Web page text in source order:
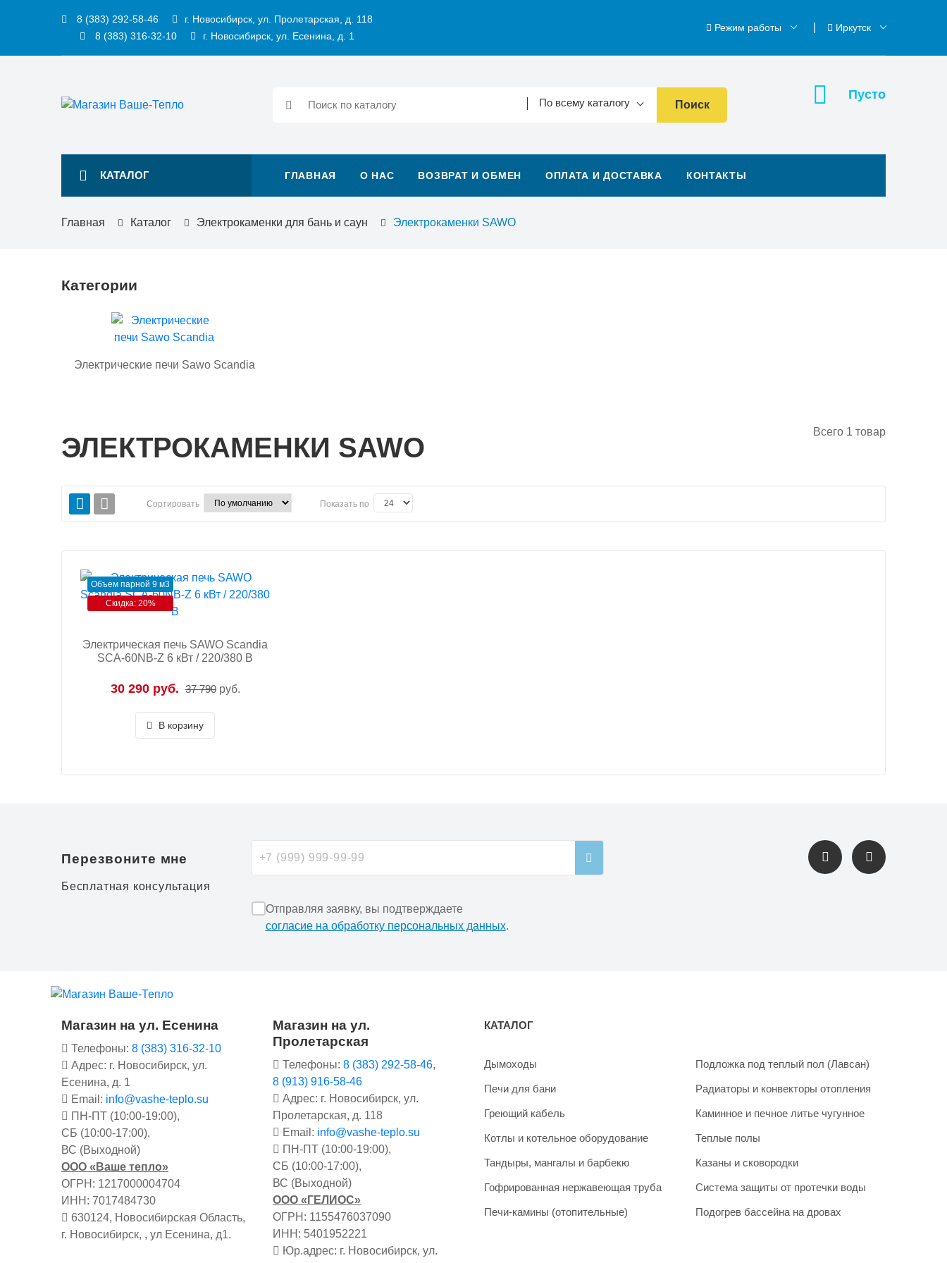
8 (383) 292-58-46
г. Новосибирск, ул. Пролетарская, д. 118
8 (383) 316-32-10
г. Новосибирск, ул. Есенина, д. 1
Режим работы Иркутск
По всему каталогу Поиск
КАТАЛОГ ГЛАВНАЯ О НАС ВОЗВРАТ И ОБМЕН ОПЛАТА И ДОСТАВКА КОНТАКТЫ
Пусто
Главная Каталог Электрокаменки для бань и саун Электрокаменки SAWO
Категории
Электрические печи Sawo Scandia
ЭЛЕКТРОКАМЕНКИ SAWO
Всего 1 товар
Сортировать Показать по
Объем парной 9 м3
Скидка: 20%
Электрическая печь SAWO Scandia
SCA-60NB-Z 6 кВт / 220/380 В
30 290 руб. 37 790 руб.
В корзину
Перезвоните мне
Бесплатная консультация
Отправляя заявку, вы подтверждаете
согласие на обработку персональных данных.
Магазин на ул. Есенина
Телефоны: 8 (383) 316-32-10
Адрес: г. Новосибирск, ул.
Есенина, д. 1
Email: info@vashe-teplo.su
ПН-ПТ (10:00-19:00),
СБ (10:00-17:00),
ВС (Выходной)
ООО «Ваше тепло»
ОГРН: 1217000004704
ИНН: 7017484730
630124, Новосибирская Область,
г. Новосибирск, , ул Есенина, д1.
Магазин на ул.
Пролетарская
Телефоны: 8 (383) 292-58-46,
8 (913) 916-58-46
Адрес: г. Новосибирск, ул.
Пролетарская, д. 118
Email: info@vashe-teplo.su
ПН-ПТ (10:00-19:00),
СБ (10:00-17:00),
ВС (Выходной)
ООО «ГЕЛИОС»
ОГРН: 1155476037090
ИНН: 5401952221
Юр.адрес: г. Новосибирск, ул.
КАТАЛОГ
Дымоходы
Печи для бани
Греющий кабель
Котлы и котельное оборудование
Тандыры, мангалы и барбекю
Гофрированная нержавеющая труба
Печи-камины (отопительные)
Подложка под теплый пол (Лавсан)
Радиаторы и конвекторы отопления
Каминное и печное литье чугунное
Теплые полы
Казаны и сковородки
Система защиты от протечки воды
Подогрев бассейна на дровах